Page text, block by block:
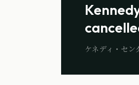
ケネディ・セ